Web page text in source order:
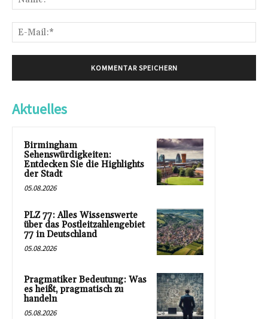
Aktuelles
Birmingham
Sehenswürdigkeiten:
Entdecken Sie die Highlights
der Stadt
05.08.2026
PLZ 77: Alles Wissenswerte
über das Postleitzahlengebiet
77 in Deutschland
05.08.2026
Pragmatiker Bedeutung: Was
es heißt, pragmatisch zu
handeln
05.08.2026